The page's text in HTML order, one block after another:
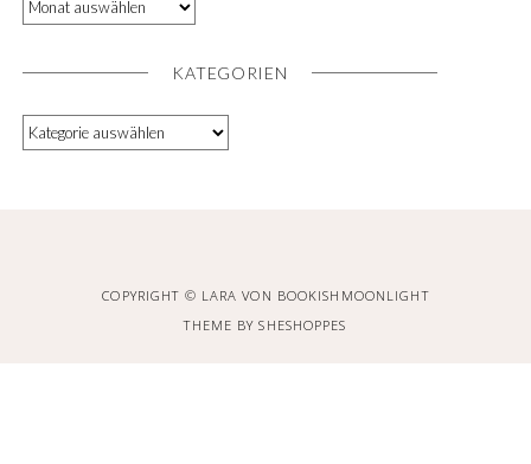
KATEGORIEN
COPYRIGHT © LARA VON BOOKISHMOONLIGHT
THEME BYSHESHOPPES